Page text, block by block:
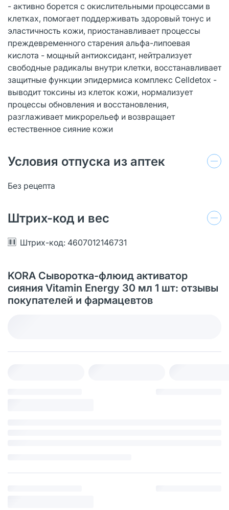
- активно борется с окислительными процессами в
клетках, помогает поддерживать здоровый тонус и
эластичность кожи, приостанавливает процессы
преждевременного старения альфа-липоевая
кислота - мощный антиоксидант, нейтрализует
свободные радикалы внутри клетки, восстанавливает
защитные функции эпидермиса комплекс Celldetox -
выводит токсины из клеток кожи, нормализует
процессы обновления и восстановления,
разглаживает микрорельеф и возвращает
естественное сияние кожи
Условия отпуска из аптек
Без рецепта
Штрих-код и вес
Штрих-код: 4607012146731
KORA Сыворотка-флюид активатор
сияния Vitamin Energy 30 мл 1 шт: отзывы
покупателей и фармацевтов